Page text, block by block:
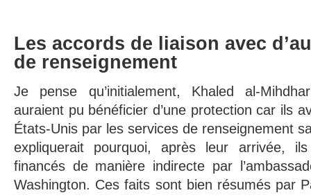
Les accords de liaison avec
de renseignement
Je pense qu’initialement, Khaled al-
auraient pu bénéficier d’une protection car ils
États-Unis par les services de renseignement
expliquerait pourquoi, après leur arrivée,
financés de manière indirecte par
Washington. Ces faits sont bien résumés par